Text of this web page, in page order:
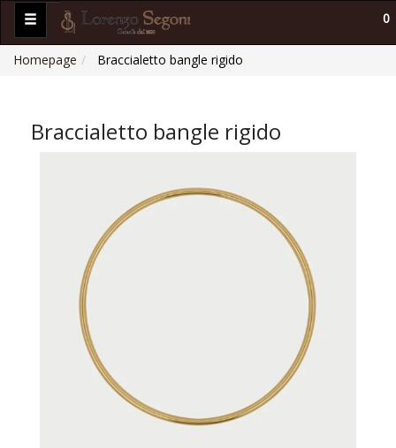
0
Homepage Braccialetto bangle rigido
Braccialetto bangle rigido